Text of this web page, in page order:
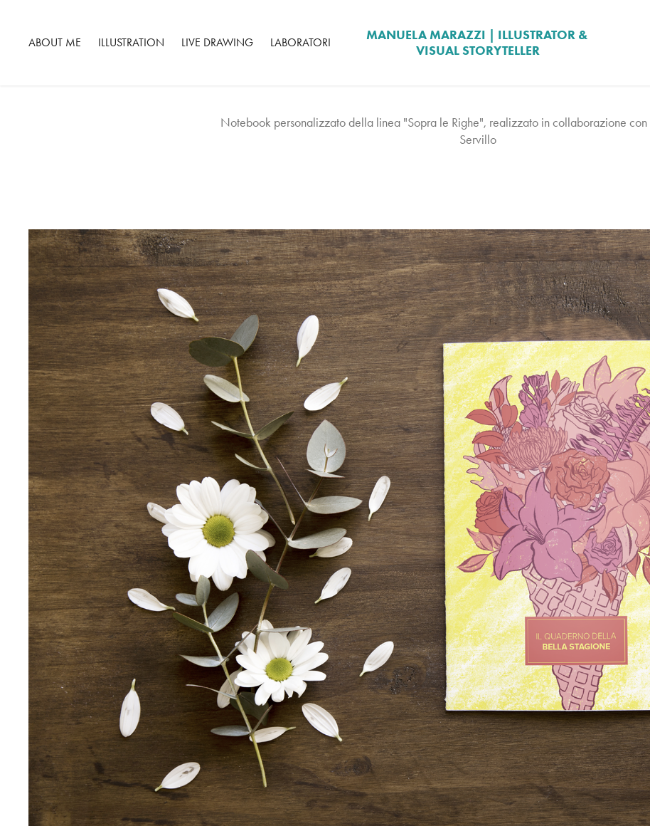
ABOUT ME ILLUSTRATION LIVE DRAWING LABORATORI
MANUELA MARAZZI | ILLUSTRATOR &
VISUAL STORYTELLER
Notebook personalizzato della linea "Sopra le Righe", realizzato in collaborazione con
Servillo